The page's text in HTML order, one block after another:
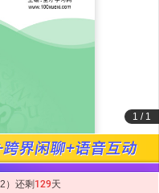
1 / 1
）还剩 129天